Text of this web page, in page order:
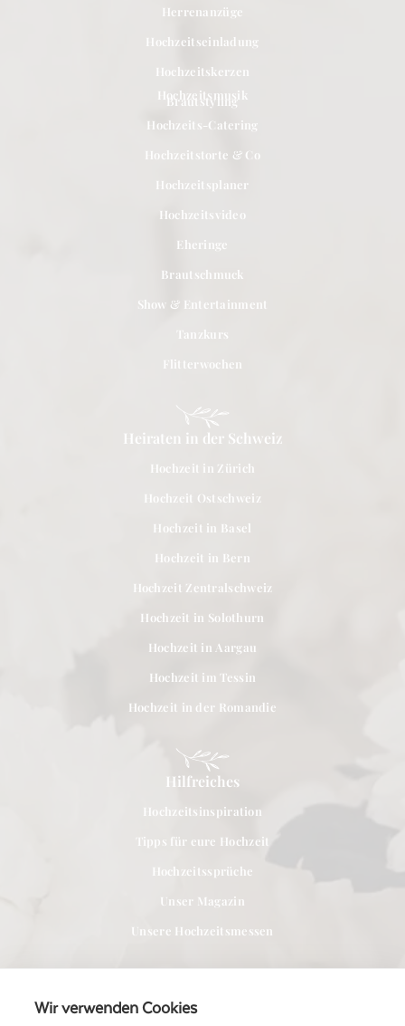
Wir verwenden Cookies
Herrenanzüge
Hochzeitseinladung
Hochzeitskerzen
Brautstyling
Hochzeitsmusik
Hochzeits-Catering
Hochzeitstorte & Co
Hochzeitsplaner
Hochzeitsvideo
Eheringe
Brautschmuck
Show & Entertainment
Tanzkurs
Flitterwochen
Heiraten in der Schweiz
Hochzeit in Zürich
Hochzeit Ostschweiz
Hochzeit in Basel
Hochzeit in Bern
Hochzeit Zentralschweiz
Hochzeit in Solothurn
Hochzeit in Aargau
Hochzeit im Tessin
Hochzeit in der Romandie
Hilfreiches
Hochzeitsinspiration
Tipps für eure Hochzeit
Hochzeitssprüche
Unser Magazin
Unsere Hochzeitsmessen